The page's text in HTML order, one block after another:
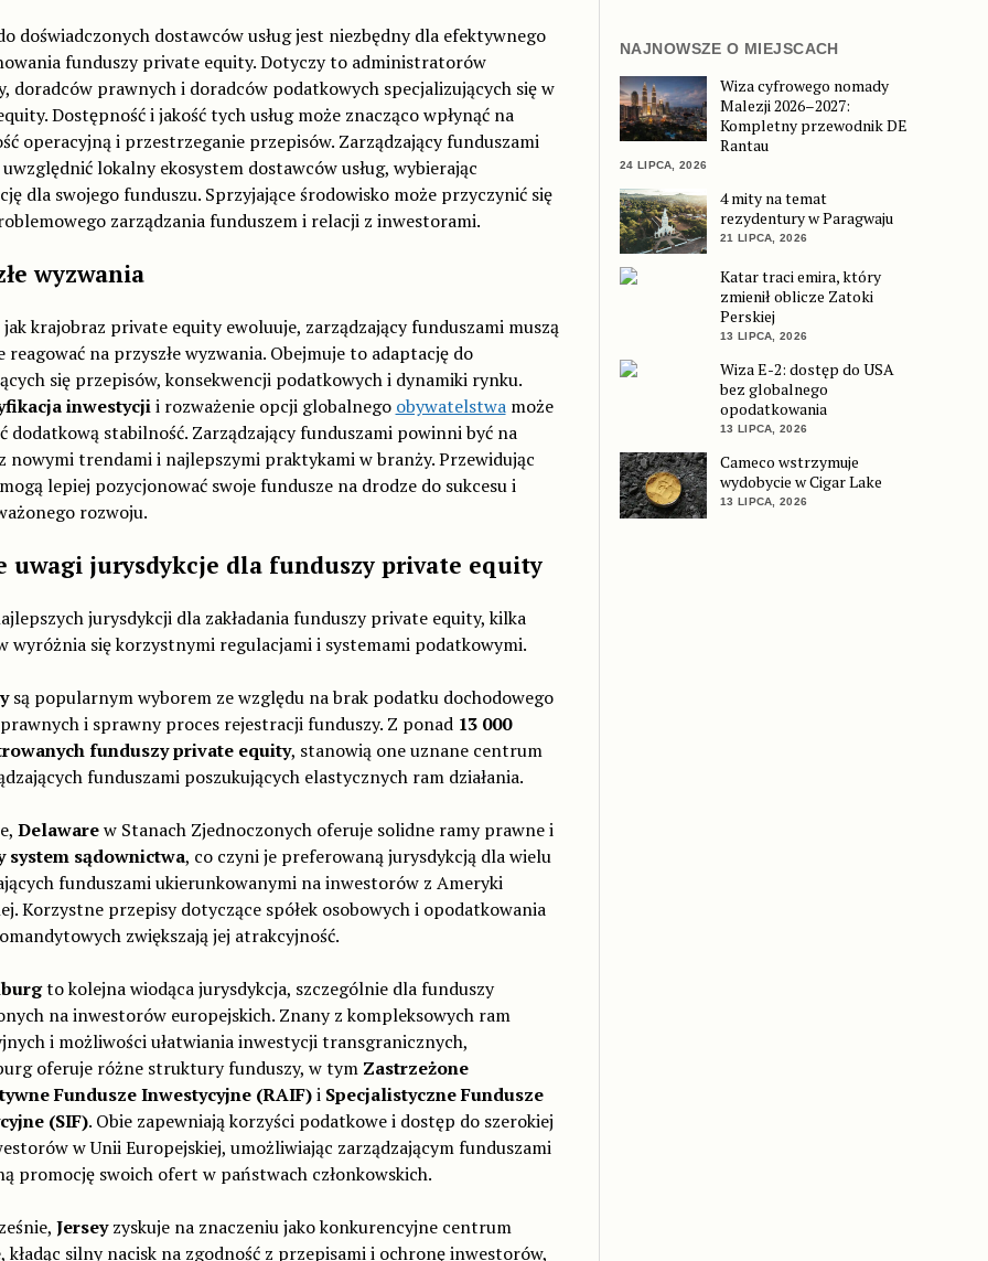
doświadczonych dostawców usług jest niezbędny dla efektywnego
funduszy private equity. Dotyczy to administratorów
doradców prawnych i doradców podatkowych specjalizujących się w
Dostępność i jakość tych usług może znacząco wpłynąć na
operacyjną i przestrzeganie przepisów. Zarządzający funduszami
lokalny ekosystem dostawców usług, wybierając
dla swojego funduszu. Sprzyjające środowisko może przyczynić się
zarządzania funduszem i relacji z inwestorami.
wyzwania
krajobraz private equity ewoluuje, zarządzający funduszami muszą
reagować na przyszłe wyzwania. Obejmuje to adaptację do
się przepisów, konsekwencji podatkowych i dynamiki rynku.
inwestycjii rozważenie opcji globalnego obywatelstwamoże
dodatkową stabilność. Zarządzający funduszami powinni być na
nowymi trendami i najlepszymi praktykami w branży. Przewidując
lepiej pozycjonować swoje fundusze na drodze do sukcesu i
rozwoju.
uwagi jurysdykcje dla funduszy private equity
jurysdykcji dla zakładania funduszy private equity, kilka
wyróżnia się korzystnymi regulacjami i systemami podatkowymi.
są popularnym wyborem ze względu na brak podatku dochodowego
i sprawny proces rejestracji funduszy. Z ponad 13 000
funduszy private equity, stanowią one uznane centrum
funduszami poszukujących elastycznych ram działania.
Delawarew Stanach Zjednoczonych oferuje solidne ramy prawne i
system sądownictwa, co czyni je preferowaną jurysdykcją dla wielu
funduszami ukierunkowanymi na inwestorów z Ameryki
Korzystne przepisy dotyczące spółek osobowych i opodatkowania
zwiększają jej atrakcyjność.
to kolejna wiodąca jurysdykcja, szczególnie dla funduszy
na inwestorów europejskich. Znany z kompleksowych ram
i możliwości ułatwiania inwestycji transgranicznych,
oferuje różne struktury funduszy, w tym Zastrzeżone
Fundusze Inwestycyjne (RAIF)i Specjalistyczne Fundusze
(SIF). Obie zapewniają korzyści podatkowe i dostęp do szerokiej
w Unii Europejskiej, umożliwiając zarządzającym funduszami
promocję swoich ofert w państwach członkowskich.
Jerseyzyskuje na znaczeniu jako konkurencyjne centrum
kładąc silny nacisk na zgodność z przepisami i ochronę inwestorów,
NAJNOWSZE O MIEJSCACH
Wiza cyfrowego nomady
Malezji 2026–2027:
Kompletny przewodnik DE
Rantau
24 LIPCA, 2026
4 mity na temat
rezydentury w Paragwaju
21 LIPCA, 2026
Katar traci emira, który
zmienił oblicze Zatoki
Perskiej
13 LIPCA, 2026
Wiza E-2: dostęp do USA
bez globalnego
opodatkowania
13 LIPCA, 2026
Cameco wstrzymuje
wydobycie w Cigar Lake
13 LIPCA, 2026